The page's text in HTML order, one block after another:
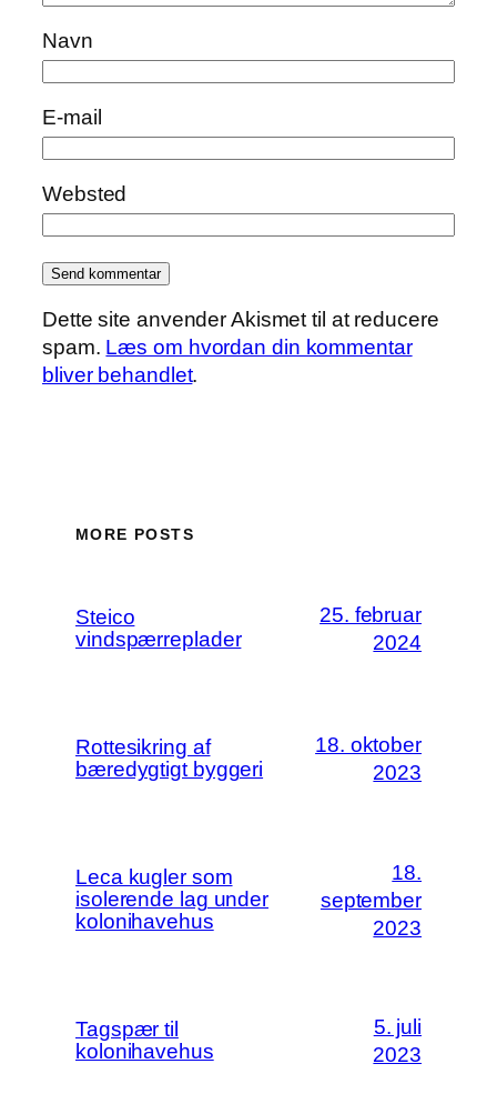
Navn
E-mail
Websted
Dette site anvender Akismet til at reducere
spam. Læs om hvordan din kommentar
bliver behandlet.
MORE POSTS
Steico
vindspærreplader
25. februar
2024
Rottesikring af
bæredygtigt byggeri
18. oktober
2023
Leca kugler som
isolerende lag under
kolonihavehus
18.
september
2023
Tagspær til
kolonihavehus
5. juli
2023